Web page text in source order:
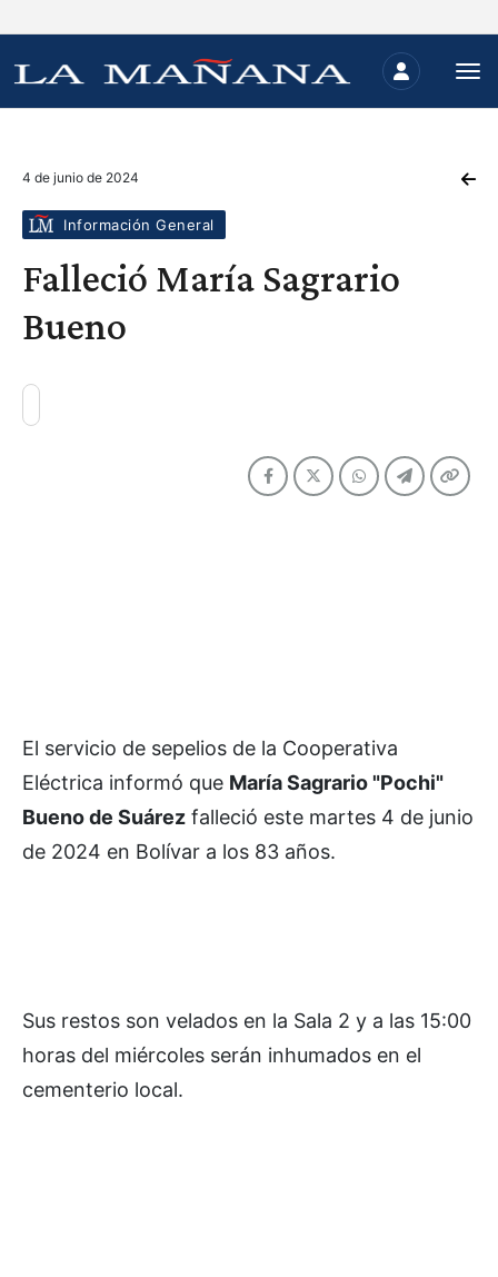
4 de junio de 2024
Información General
Falleció María Sagrario
Bueno
El servicio de sepelios de la Cooperativa
Eléctrica informó que María Sagrario "Pochi"
Bueno de Suárez falleció este martes 4 de junio
de 2024 en Bolívar a los 83 años.
Sus restos son velados en la Sala 2 y a las 15:00
horas del miércoles serán inhumados en el
cementerio local.